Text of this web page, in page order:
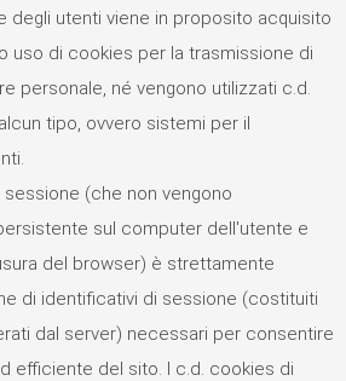
degli utenti viene in proposito acquisito
uso di cookies per la trasmissione di
personale, né vengono utilizzati c.d.
tipo, ovvero sistemi per il
(che non vengono
sul computer dell'utente e
del browser) è strettamente
di identificativi di sessione (costituiti
dal server) necessari per consentire
efficiente del sito. I c.d. cookies di